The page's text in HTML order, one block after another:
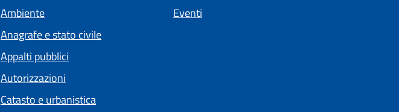
Ambiente
Anagrafe e stato civile
Appalti pubblici
Autorizzazioni
Catasto e urbanistica
Eventi